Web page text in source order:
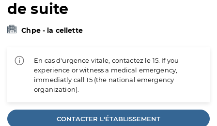
de suite
Chpe - la cellette
En cas d'urgence vitale, contactez le 15. If you
experience or witness a medical emergency,
immediatly call 15 (the national emergency
organization).
CONTACTER L'ÉTABLISSEMENT